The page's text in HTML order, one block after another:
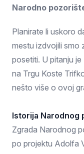
Narodno
Planirate li uskoro
mestu izdvojili smo
posetiti. U pitanju
na Trgu Koste
nešto više o ovoj
Istorija Narodnog
Zgrada Narodnog
po projektu Adolfa